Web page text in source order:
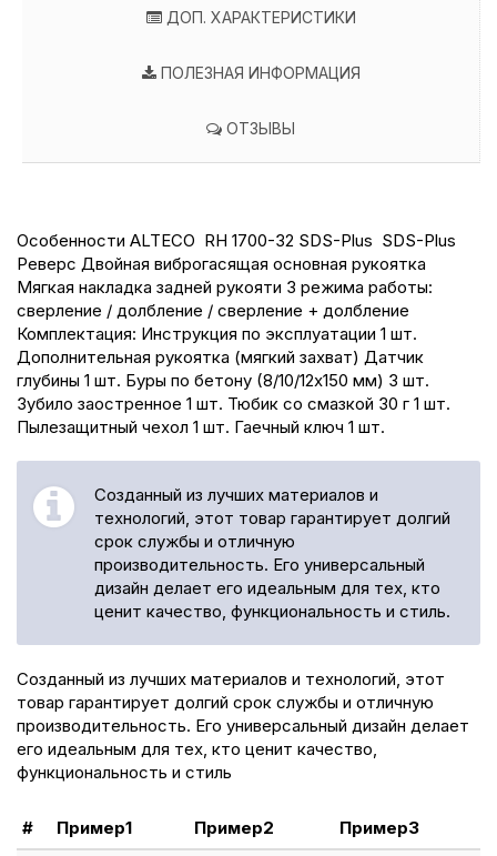
ДОП. ХАРАКТЕРИСТИКИ
ПОЛЕЗНАЯ ИНФОРМАЦИЯ
ОТЗЫВЫ
Особенности ALTECO RH 1700-32 SDS-Plus SDS-Plus
Реверс Двойная виброгасящая основная рукоятка
Мягкая накладка задней рукояти 3 режима работы:
сверление / долбление / сверление + долбление
Комплектация: Инструкция по эксплуатации 1 шт.
Дополнительная рукоятка (мягкий захват) Датчик
глубины 1 шт. Буры по бетону (8/10/12x150 мм) 3 шт.
Зубило заостренное 1 шт. Тюбик со смазкой 30 г 1 шт.
Пылезащитный чехол 1 шт. Гаечный ключ 1 шт.
Созданный из лучших материалов и
технологий, этот товар гарантирует долгий
срок службы и отличную
производительность. Его универсальный
дизайн делает его идеальным для тех, кто
ценит качество, функциональность и стиль.
Созданный из лучших материалов и технологий, этот
товар гарантирует долгий срок службы и отличную
производительность. Его универсальный дизайн делает
его идеальным для тех, кто ценит качество,
функциональность и стиль
# Пример1 Пример2 Пример3